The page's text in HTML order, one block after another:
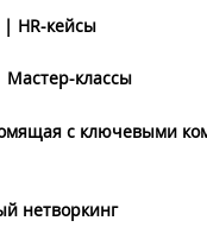
| HR-кейсы
классы
с ключевыми
нетворкинг